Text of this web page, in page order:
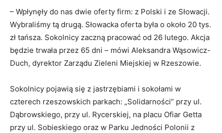
– Wpłynęły do nas dwie oferty firm: z Polski i ze Słowacji.
Wybraliśmy tą drugą. Słowacka oferta była o około 20 tys.
zł tańsza. Sokolnicy zaczną pracować od 26 lutego. Akcja
będzie trwała przez 65 dni – mówi Aleksandra Wąsowicz-
Duch, dyrektor Zarządu Zieleni Miejskiej w Rzeszowie.
Sokolnicy pojawią się z jastrzębiami i sokołami w
czterech rzeszowskich parkach: „Solidarności” przy ul.
Dąbrowskiego, przy ul. Rycerskiej, na placu Ofiar Getta
przy ul. Sobieskiego oraz w Parku Jedności Polonii z